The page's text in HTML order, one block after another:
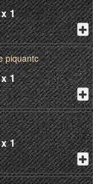
x 1
piquantc
x 1
x 1